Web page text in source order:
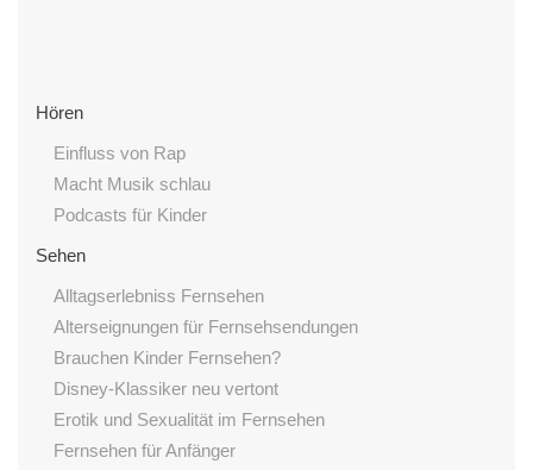
Hören
Einfluss von Rap
Macht Musik schlau
Podcasts für Kinder
Sehen
Alltagserlebniss Fernsehen
Alterseignungen für Fernsehsendungen
Brauchen Kinder Fernsehen?
Disney-Klassiker neu vertont
Erotik und Sexualität im Fernsehen
Fernsehen für Anfänger